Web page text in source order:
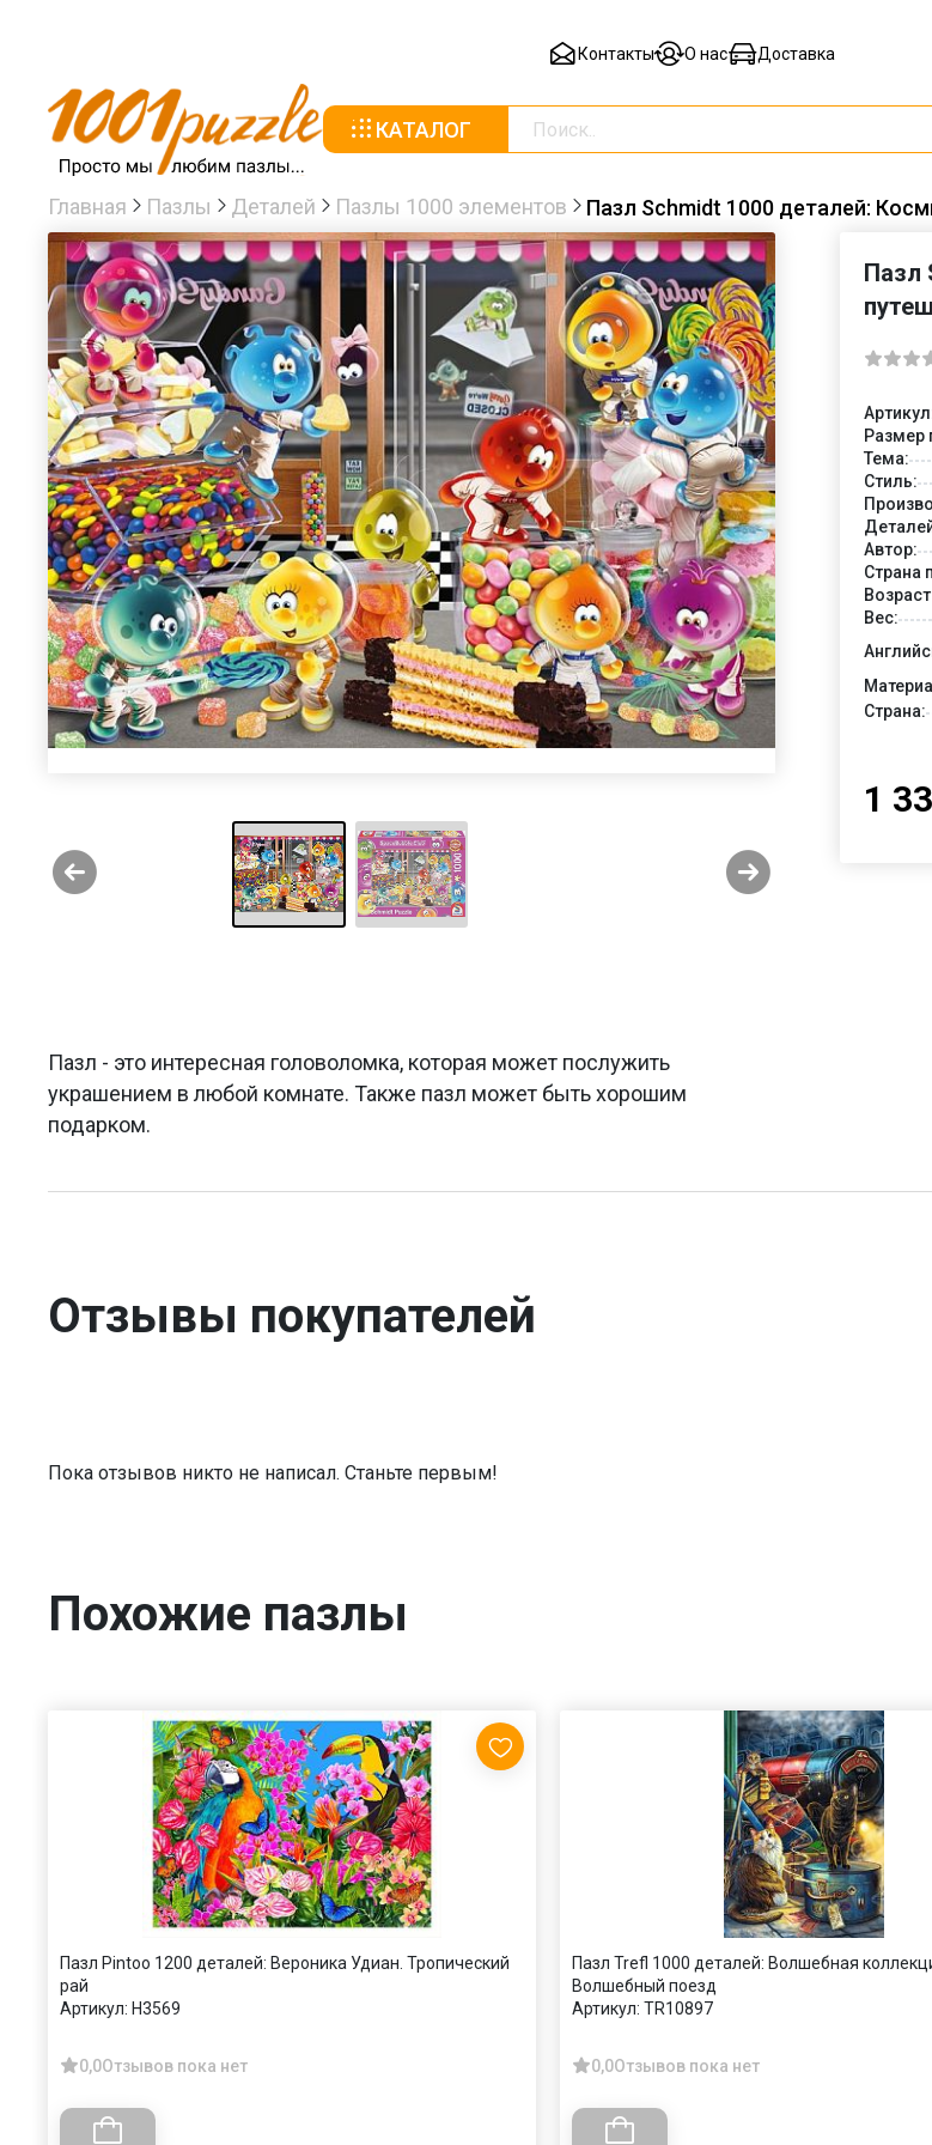
Контакты О нас Доставка
КАТАЛОГ
Главная Пазлы Деталей Пазлы 1000 элементов Пазл Schmidt 1000 деталей:
Пазл - это интересная головоломка, которая может послужить
украшением в любой комнате. Также пазл может быть хорошим
подарком.
Пазл
Размер
Тема:
Стиль:
Автор:
Страна
Вес:
Страна:
1
Отзывы покупателей
Пока отзывов никто не написал. Станьте первым!
Похожие пазлы
Пазл Pintoo 1200 деталей: Вероника Удиан. Тропический
рай
Артикул: H3569
0,0Отзывов пока нет
Пазл Trefl 1000 деталей: Волшебная
Волшебный поезд
Артикул: TR10897
0,0Отзывов пока нет